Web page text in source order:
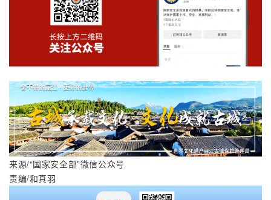
来源/“国家安全部”微信公众号
责编/和真羽